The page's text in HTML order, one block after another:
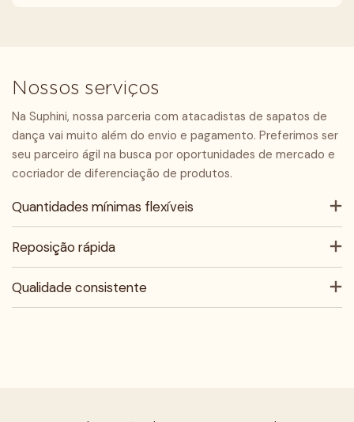
Nossos serviços
Na Suphini, nossa parceria com atacadistas de sapatos de
dança vai muito além do envio e pagamento. Preferimos ser
seu parceiro ágil na busca por oportunidades de mercado e
cocriador de diferenciação de produtos.
Quantidades mínimas flexíveis
Reposição rápida
Qualidade consistente